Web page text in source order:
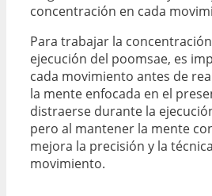
concentración en cada
Para trabajar la
ejecución del poomsae, es
cada movimiento antes de
la mente enfocada en el
distraerse durante la
pero al mantener la mente
mejora la precisión y la
movimiento.